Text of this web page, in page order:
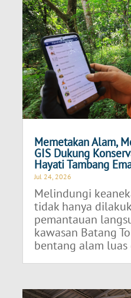
Memetakan Alam,
GIS Dukung
Hayati Tambang
Jul 24, 2026
Melindungi
tidak hanya
pemantauan
kawasan Batang
bentang alam luas